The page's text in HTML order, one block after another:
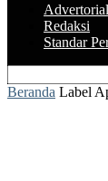
Advertorial
Redaksi
Standar
Beranda Label